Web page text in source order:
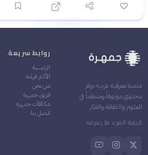
منصة معرفية عربية توفر
محتوى موثوقاً ومنظماً في
العلوم والثقافة والفكر
قيمة المرء ما يعرفه
روابط سريعة
الرئيسية
الأكثر قراءة
من نحن
فريق جمهرة
مكافآت جمهرة
اتصل بنا